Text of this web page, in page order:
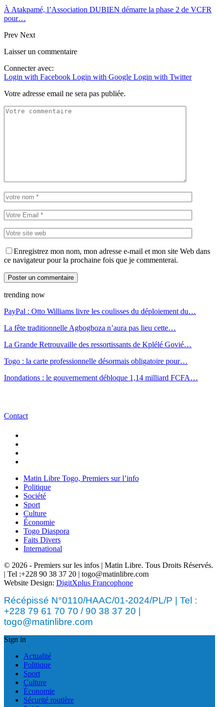
À Atakpamé, l’Association DUBIEN démarre la phase 2 de VCFR
pour…
Prev Next
Laisser un commentaire
Connecter avec:
Login with Facebook Login with Google Login with Twitter
Votre adresse email ne sera pas publiée.
Enregistrez mon nom, mon adresse e-mail et mon site Web dans
ce navigateur pour la prochaine fois que je commenterai.
trending now
PayPal : Otto Williams livre les coulisses du déploiement du…
La fête traditionnelle Agbogboza n’aura pas lieu cette…
La Grande Retrouvaille des ressortissants de Kplélé Govié…
Togo : la carte professionnelle désormais obligatoire pour…
Inondations : le gouvernement débloque 1,14 milliard FCFA…
Contact
Matin Libre Togo, Premiers sur l’info
Politique
Société
Sport
Culture
Économie
Togo Diaspora
Faits Divers
International
© 2026 - Premiers sur les infos | Matin Libre. Tous Droits Réservés.
| Tel :+228 90 38 37 20 | togo@matinlibre.com
Website Design: DigitXplus Francophone
Récépissé N°0110/HAAC/01-2024/PL/P | Tel :
+228 79 61 70 70 / 90 38 37 20 |
togo@matinlibre.com
Sign in
Actualité
Politique
Sport
Culture
Économie
Sécurité routière